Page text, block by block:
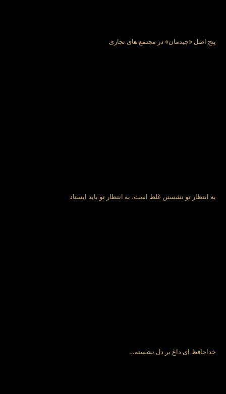
پنج اصل «چيدمان» در مجتمع‌ های تجاری
به انتظار تو نشستن غلط است، به انتظار تو باید ایستاد
خداحافظ ای داغ بر دل نشسته…